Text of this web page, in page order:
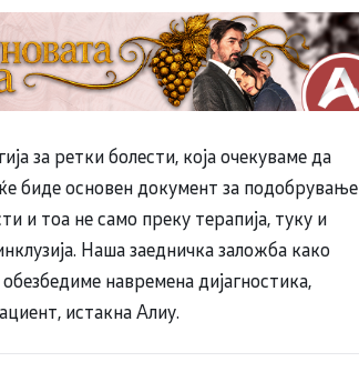
за ретки болести, која очекуваме да
биде основен документ за подобрување
и тоа не само преку терапија, туку и
Наша заедничка заложба како
навремена дијагностика,
истакна Алиу.